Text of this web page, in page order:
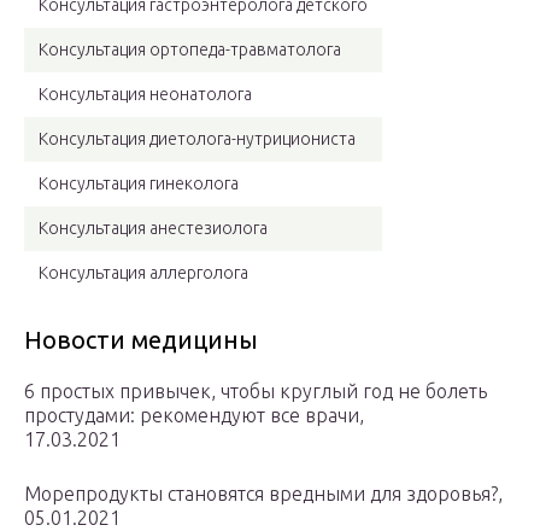
Консультация гастроэнтеролога детского
Консультация ортопеда-травматолога
Консультация неонатолога
Консультация диетолога-нутрициониста
Консультация гинеколога
Консультация анестезиолога
Консультация аллерголога
Новости медицины
6 простых привычек, чтобы круглый год не болеть
простудами: рекомендуют все врачи,
17.03.2021
Морепродукты становятся вредными для здоровья?,
05.01.2021